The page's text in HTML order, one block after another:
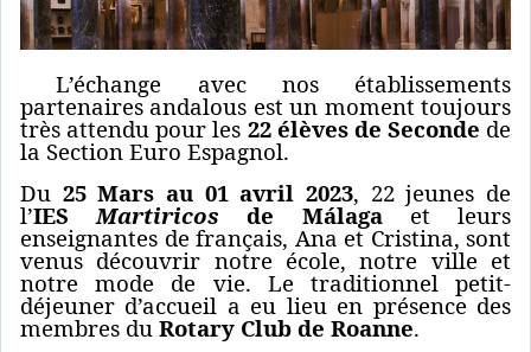
L’échange avec nos établissements
partenaires andalous est un moment toujours
très attendu pour les 22 élèves de Seconde de
la Section Euro Espagnol.
Du 25 Mars au 01 avril 2023, 22 jeunes de
l’IESMartiricosde Málagaet leurs
enseignantes de français, Ana et Cristina, sont
venus découvrir notre école, notre ville et
notre mode de vie. Le traditionnel petit-
déjeuner d’accueil a eu lieu en présence des
membres du Rotary Club de Roanne.